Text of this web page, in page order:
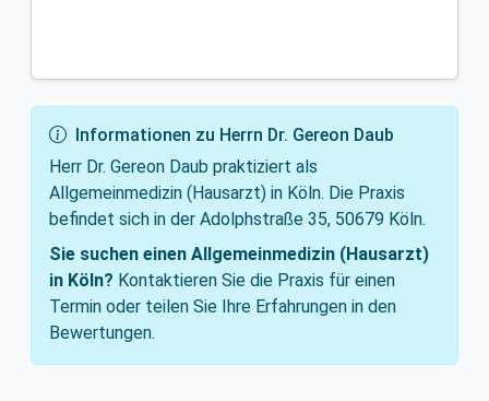
Informationen zu Herrn Dr. Gereon Daub
Herr Dr. Gereon Daub praktiziert als
Allgemeinmedizin (Hausarzt) in Köln. Die Praxis
befindet sich in der Adolphstraße 35, 50679 Köln.
Sie suchen einen Allgemeinmedizin (Hausarzt)
in Köln? Kontaktieren Sie die Praxis für einen
Termin oder teilen Sie Ihre Erfahrungen in den
Bewertungen.